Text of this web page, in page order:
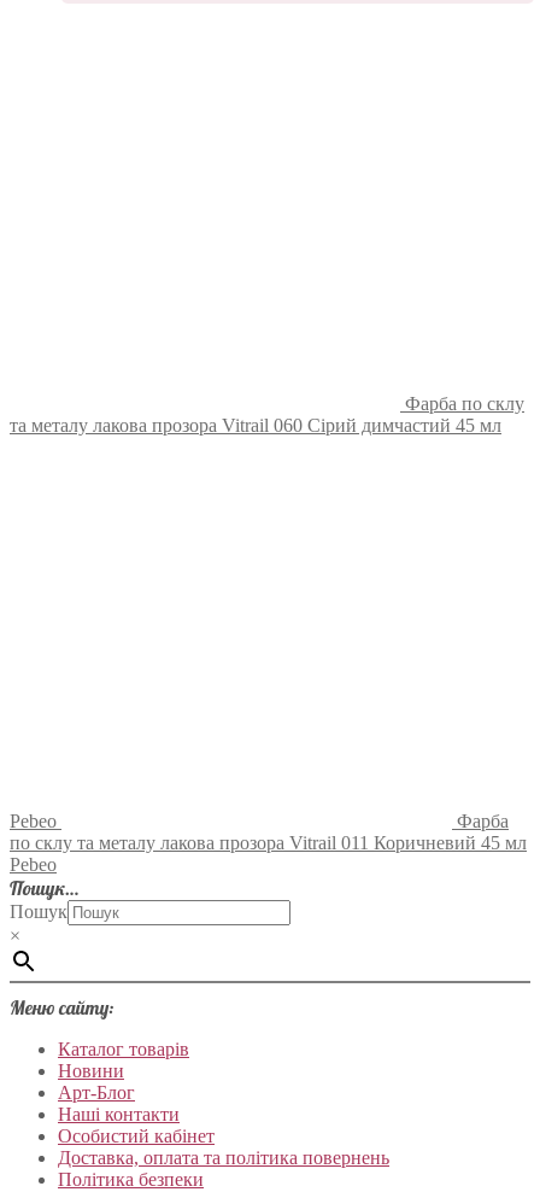
Фарба по склу
та металу лакова прозора Vitrail 060 Сірий димчастий 45 мл
Pebeo
Фарба
по склу та металу лакова прозора Vitrail 011 Коричневий 45 мл
Pebeo
Пошук…
Пошук
×
Меню сайту:
Каталог товарів
Новини
Арт-Блог
Наші контакти
Особистий кабінет
Доставка, оплата та політика повернень
Політика безпеки